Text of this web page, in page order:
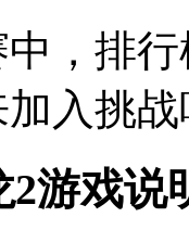
，排
入挑
2游戏说